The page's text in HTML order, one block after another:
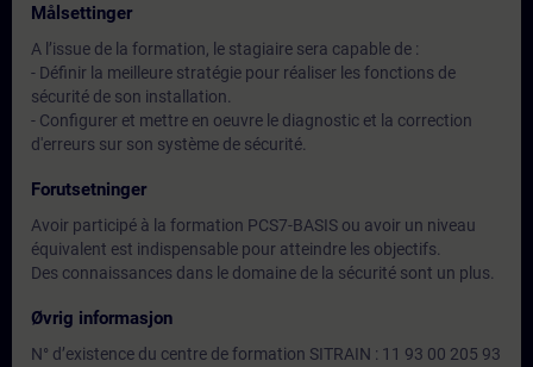
Målsettinger
A l’issue de la formation, le stagiaire sera capable de :
- Définir la meilleure stratégie pour réaliser les fonctions de
sécurité de son installation.
- Configurer et mettre en oeuvre le diagnostic et la correction
d'erreurs sur son système de sécurité.
Forutsetninger
Avoir participé à la formation PCS7-BASIS ou avoir un niveau
équivalent est indispensable pour atteindre les objectifs.
Des connaissances dans le domaine de la sécurité sont un plus.
Øvrig informasjon
N° d’existence du centre de formation SITRAIN : 11 93 00 205 93